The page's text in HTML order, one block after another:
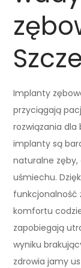
Implanty
przyciągają
rozwiązania dla
implanty są
naturalne
uśmiechu.
funkcjonalność
komfortu
zapobiegają
wyniku
zdrowia jamy